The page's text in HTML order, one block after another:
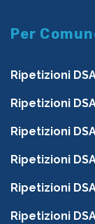
Per
Ripetizioni
Ripetizioni
Ripetizioni
Ripetizioni
Ripetizioni
Ripetizioni